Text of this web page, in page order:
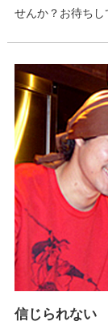
せんか？お待ちし
信じられない